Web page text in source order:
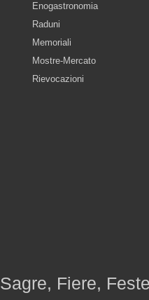
Enogastronomia
Raduni
Memoriali
Mostre-Mercato
Rievocazioni
Sagre, Fiere,